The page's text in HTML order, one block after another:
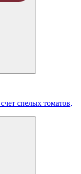
спелых томатов,